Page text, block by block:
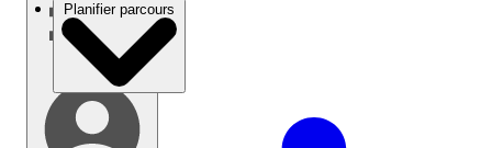
Planifier parcours